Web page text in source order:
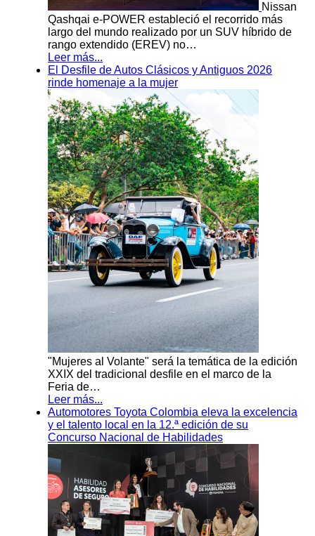
Nissan
Qashqai e-POWER estableció el recorrido más
largo del mundo realizado por un SUV híbrido de
rango extendido (EREV) no…
Leer más...
El Desfile de Autos Clásicos y Antiguos 2026
rinde homenaje a la mujer
"Mujeres al Volante" será la temática de la edición
XXIX del tradicional desfile en el marco de la
Feria de…
Leer más...
Automotores Toyota Colombia eleva la excelencia
y el talento local en la 12.ª edición de su
Concurso Nacional de Habilidades